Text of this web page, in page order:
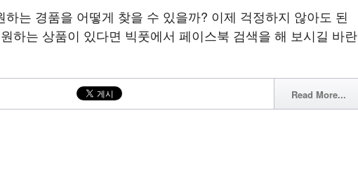
하는 경품을 어떻게 찾을 수 있을까? 이제 걱정하지 않아도 된
하는 상품이 있다면 빅풋에서 페이스북 검색을 해 보시길 바란
Read More...